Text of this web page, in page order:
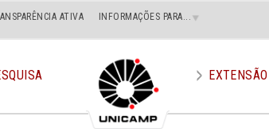
ATIVA INFORMAÇÕES PARA...